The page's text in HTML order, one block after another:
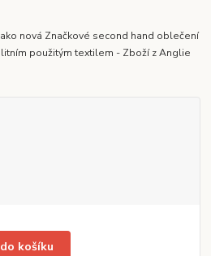
nová Značkové second hand oblečení
použitým textilem - Zboží z Anglie
košíku